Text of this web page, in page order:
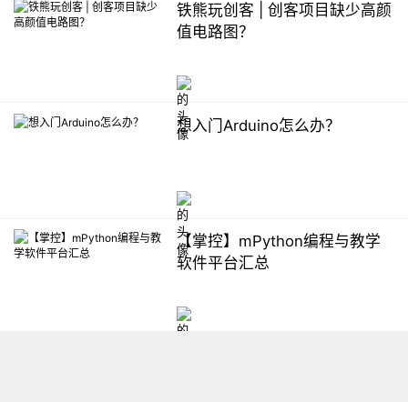
铁熊玩创客 | 创客项目缺少高颜
值电路图？
想入门Arduino怎么办？
【掌控】mPython编程与教学
软件平台汇总